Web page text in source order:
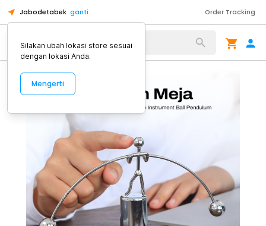
Jabodetabek ganti Order Tracking
Alat Kopi
Silakan ubah lokasi store sesuai
dengan lokasi Anda.
Mengerti